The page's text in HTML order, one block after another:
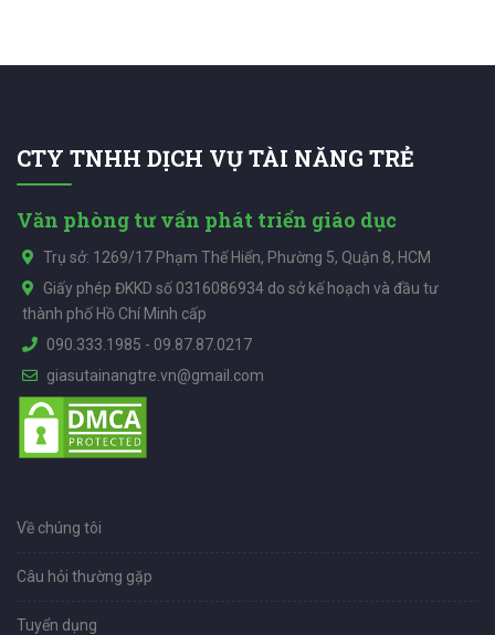
CTY TNHH DỊCH VỤ TÀI NĂNG TRẺ
Văn phòng tư vấn phát triển giáo dục
Trụ sở: 1269/17 Phạm Thế Hiển, Phường 5, Quận 8, HCM
Giấy phép ĐKKD số 0316086934 do sở kế hoạch và đầu tư
thành phố Hồ Chí Minh cấp
090.333.1985 - 09.87.87.0217
giasutainangtre.vn@gmail.com
Về chúng tôi
Câu hỏi thường gặp
Tuyển dụng